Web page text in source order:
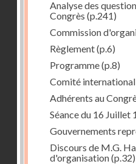
Analyse des
Congrès (p.241)
Commission
Règlement(p.6)
Programme(p.8)
Comité
Adhérents au
Séance du 16
Gouvernements
Discours de M.G.
d'organisation(p.32)